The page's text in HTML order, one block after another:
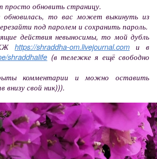
просто обновить страницу.
обновилась, то вас может выкинуть из
под паролем и сохранить пароль.
действия невыносимы, то мой дубль
https://shraddha-om.livejournal.com и в
shraddhalife (в тележке я ещё свободно
комментарии и можно оставить
внизу свой ник))).